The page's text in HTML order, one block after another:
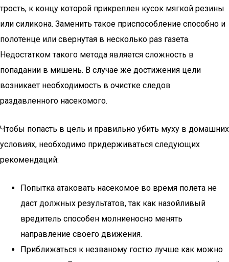
трость, к концу которой прикреплен кусок мягкой резины
или силикона. Заменить такое приспособление способно и
полотенце или свернутая в несколько раз газета.
Недостатком такого метода является сложность в
попадании в мишень. В случае же достижения цели
возникает необходимость в очистке следов
раздавленного насекомого.
Чтобы попасть в цель и правильно убить муху в домашних
условиях, необходимо придерживаться следующих
рекомендаций:
Попытка атаковать насекомое во время полета не
даст должных результатов, так как назойливый
вредитель способен молниеносно менять
направление своего движения.
Приближаться к незваному гостю лучше как можно